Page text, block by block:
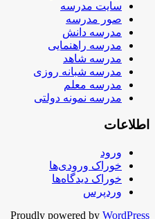
سایت مدرسه
صور مدرسه
مدرسه دانش
مدرسه راهنمایی
مدرسه شاهد
مدرسه شبانه روزی
مدرسه معلم
مدرسه نمونه دولتی
اطلاعات
ورود
خوراک ورودی‌ها
خوراک دیدگاه‌ها
وردپرس
Proudly powered by WordPress